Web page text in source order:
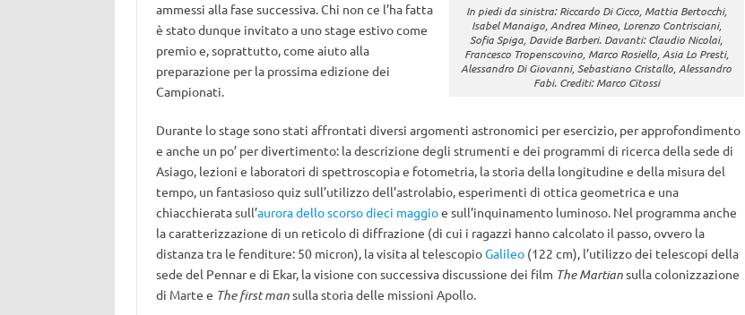
In piedi da sinistra: Riccardo Di Cicco, Mattia Bertocchi,
Isabel Manaigo, Andrea Mineo, Lorenzo Contrisciani,
Sofia Spiga, Davide Barberi. Davanti: Claudio Nicolai,
Francesco Tropenscovino, Marco Rosiello, Asia Lo Presti,
Alessandro Di Giovanni, Sebastiano Cristallo, Alessandro
Fabi. Crediti: Marco Citossi
ammessi alla fase successiva. Chi non ce l’ha fatta
è stato dunque invitato a uno stage estivo come
premio e, soprattutto, come aiuto alla
preparazione per la prossima edizione dei
Campionati.
Durante lo stage sono stati affrontati diversi argomenti astronomici per esercizio, per approfondimento
e anche un po’ per divertimento: la descrizione degli strumenti e dei programmi di ricerca della sede di
Asiago, lezioni e laboratori di spettroscopia e fotometria, la storia della longitudine e della misura del
tempo, un fantasioso quiz sull’utilizzo dell’astrolabio, esperimenti di ottica geometrica e una
chiacchierata sull’aurora dello scorso dieci maggioe sull’inquinamento luminoso. Nel programma anche
la caratterizzazione di un reticolo di diffrazione (di cui i ragazzi hanno calcolato il passo, ovvero la
distanza tra le fenditure: 50 micron), la visita al telescopioGalileo(122 cm), l’utilizzo dei telescopi della
sede del Pennar e di Ekar, la visione con successiva discussione dei film The Martiansulla colonizzazione
di Marte e The first mansulla storia delle missioni Apollo.